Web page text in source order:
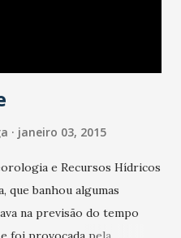
janeiro 03, 2015
e Recursos Hídricos
que banhou algumas
na previsão do tempo